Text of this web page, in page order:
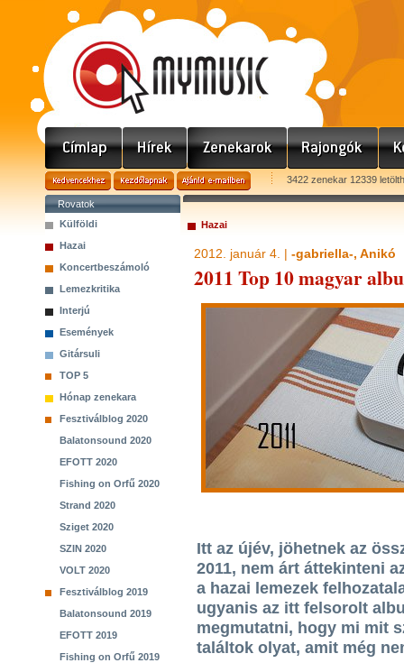
3422 zenekar 12339
Rovatok
Külföldi
Hazai
Koncertbeszámoló
Lemezkritika
Interjú
Események
Gitársuli
TOP 5
Hónap zenekara
Fesztiválblog 2020
Balatonsound 2020
EFOTT 2020
Fishing on Orfű 2020
Strand 2020
Sziget 2020
SZIN 2020
VOLT 2020
Fesztiválblog 2019
Balatonsound 2019
EFOTT 2019
Fishing on Orfű 2019
Hazai
2012. január 4. | -gabriella-, Anikó
2011 Top 10 magyar
Itt az újév, jöhetnek az
2011, nem árt áttekinteni
a hazai lemezek
ugyanis az itt felsorolt
megmutatni, hogy mi mit
találtok olyat, amit még